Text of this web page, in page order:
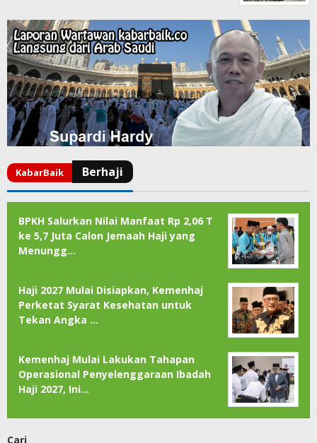
BPKH Salurkan Nilai Manfaat Rp 2,06 T
ke 5,7 Juta Calon Jemaah Haji yang
Menungg…
Haji 2027 Mulai Disiapkan, Kemenhaj
Perketat Syarat Kesehatan untuk
Tekan Angka …
Kemenhaj Mulai Lakukan Tahapan
Operasional Penyelenggaraan Ibadah
Haji 2027, Ini…
Cari